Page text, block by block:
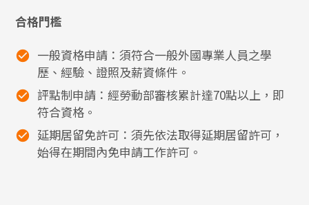
合格門檻
一般資格申請：須符合一般外國專業人員之學
歷、經驗、證照及薪資條件。
評點制申請：經勞動部審核累計達70點以上，即
符合資格。
延期居留免許可：須先依法取得延期居留許可，
始得在期間內免申請工作許可。